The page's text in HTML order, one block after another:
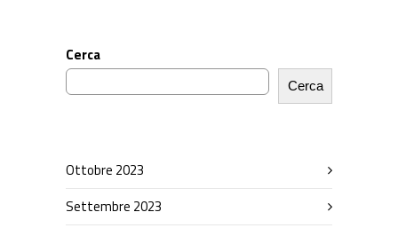
Cerca
Cerca
Ottobre 2023
Settembre 2023